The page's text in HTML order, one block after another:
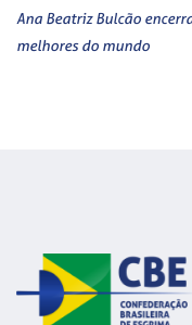
Ana Beatriz Bulcão
melhores do mundo